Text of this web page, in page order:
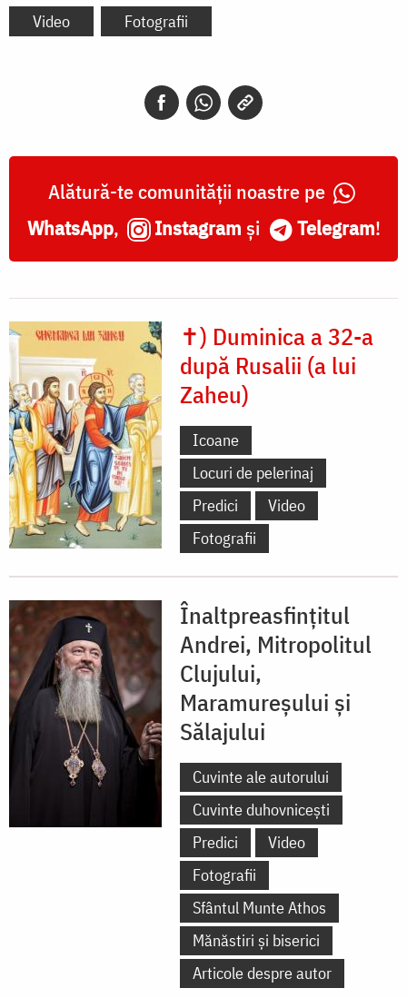
Video Fotografii
Alătură-te comunității noastre pe
WhatsApp, Instagram și Telegram!
✝) Duminica a 32-a
după Rusalii (a lui
Zaheu)
Icoane
Locuri de pelerinaj
Predici
Video
Fotografii
Înaltpreasfințitul
Andrei, Mitropolitul
Clujului,
Maramureșului și
Sălajului
Cuvinte ale autorului
Cuvinte duhovnicești
Predici
Video
Fotografii
Sfântul Munte Athos
Mănăstiri și biserici
Articole despre autor